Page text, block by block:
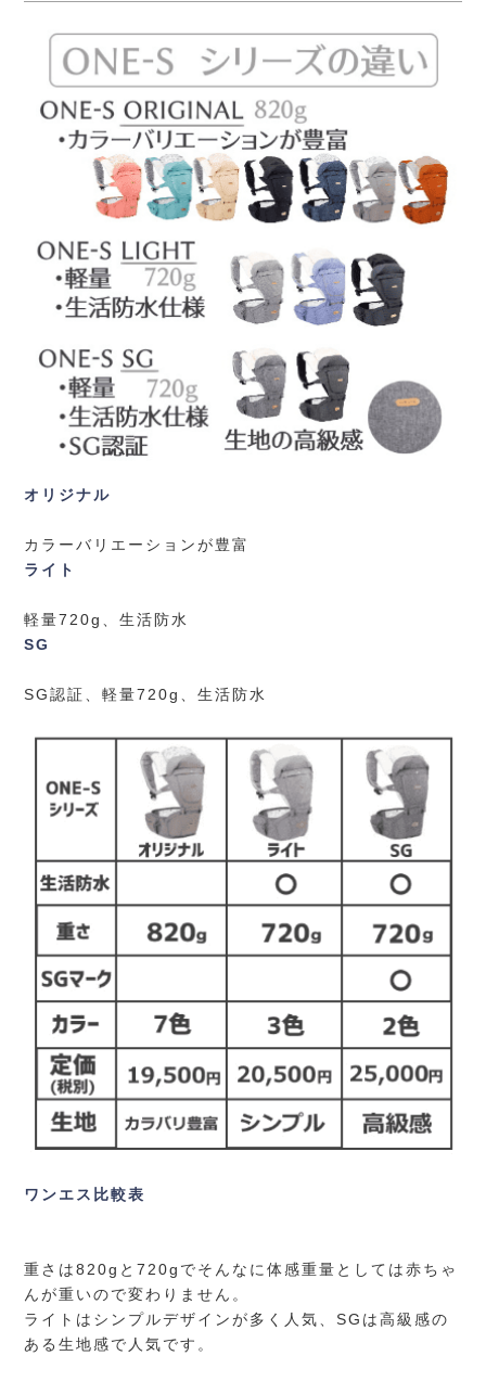
オリジナル
カラーバリエーションが豊富
ライト
軽量720g、生活防水
SG
SG認証、軽量720g、生活防水
ワンエス比較表
重さは820gと720gでそんなに体感重量としては赤ちゃ
んが重いので変わりません。
ライトはシンプルデザインが多く人気、SGは高級感の
ある生地感で人気です。